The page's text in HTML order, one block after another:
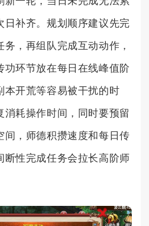
日补齐。规划顺序建议先完
，再组队完成互动动作，
功环节放在每日在线峰值阶
本开荒等容易被干扰的时
消耗操作时间，同时要预留
间，师德积攒速度和每日传
断性完成任务会拉长高阶师